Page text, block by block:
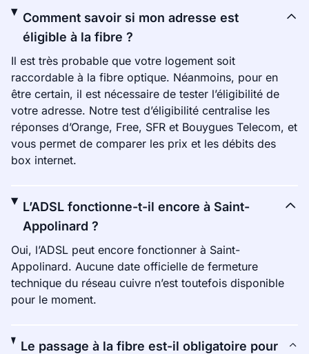
Comment savoir si mon adresse est
éligible à la fibre ?
Il est très probable que votre logement soit
raccordable à la fibre optique. Néanmoins, pour en
être certain, il est nécessaire de tester l’éligibilité de
votre adresse. Notre test d’éligibilité centralise les
réponses d’Orange, Free, SFR et Bouygues Telecom, et
vous permet de comparer les prix et les débits des
box internet.
L’ADSL fonctionne-t-il encore à Saint-
Appolinard ?
Oui, l’ADSL peut encore fonctionner à Saint-
Appolinard. Aucune date officielle de fermeture
technique du réseau cuivre n’est toutefois disponible
pour le moment.
Le passage à la fibre est-il obligatoire pour